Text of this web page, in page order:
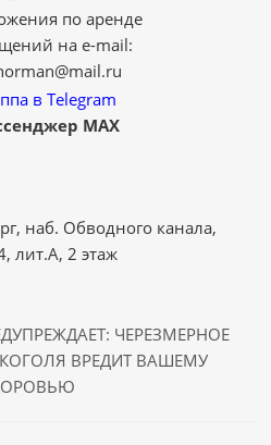
по аренде
на e-mail:
в Telegram
MAX
наб. Обводного канала,
лит.А, 2 этаж
ЧЕРЕЗМЕРНОЕ
ВРЕДИТ ВАШЕМУ